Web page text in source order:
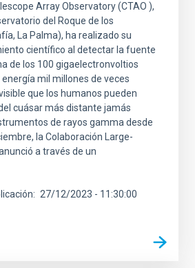
Array Observatory (CTAO ),
del Roque de los
La Palma), ha realizado su
científico al detectar la fuente
de los 100 gigaelectronvoltios
energía mil millones de veces
que los humanos pueden
cuásar más distante jamás
de rayos gamma desde
la Colaboración Large-
a través de un
27/12/2023 - 11:30:00